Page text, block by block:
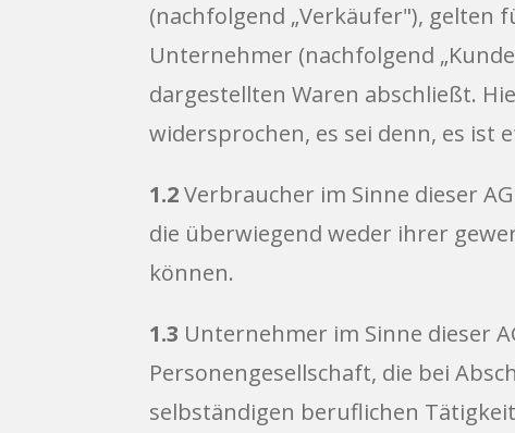
(nachfolgend „Verkäufer"), gelten
Unternehmer (nachfolgend
dargestellten Waren abschließt.
widersprochen, es sei denn, es ist
1.2Verbraucher im Sinne dieser
die überwiegend weder ihrer
können.
1.3 Unternehmer im Sinne dieser
Personengesellschaft, die bei
selbständigen beruflichen